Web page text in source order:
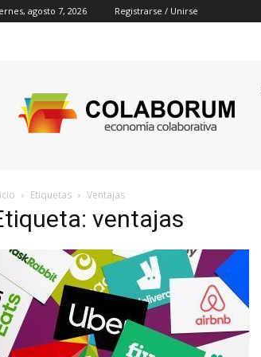
agosto 7, 2026 Registrarse / Unirse
Etiquetas Ventajas
ventajas